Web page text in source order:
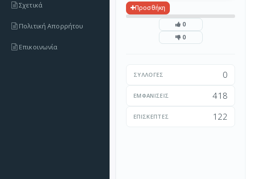
Σχετικά
Πολιτική Απορρήτου
Επικοινωνία
Προσθήκη
0
0
ΣΥΛΛΟΓΈΣ 0
ΕΜΦΑΝΊΣΕΙΣ 418
ΕΠΙΣΚΈΠΤΕΣ 122